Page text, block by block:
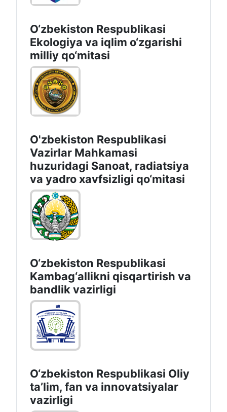
O‘zbekiston Respublikasi
Ekologiya va iqlim o‘zgarishi
milliy qo‘mitasi
O'zbekiston Respublikasi
Vazirlar Mahkamasi
huzuridagi Sanoat, radiatsiya
va yadro xavfsizligi qo‘mitasi
O‘zbekiston Respublikasi
Kambag‘allikni qisqartirish va
bandlik vazirligi
O‘zbekiston Respublikasi Oliy
taʼlim, fan va innovatsiyalar
vazirligi